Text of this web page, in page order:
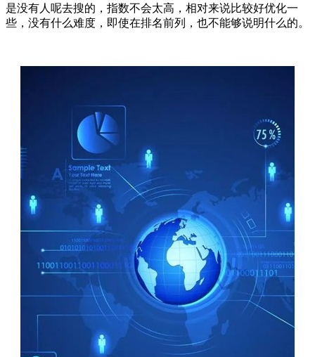
是没有人呢去搜的，指数不会太高，相对来说比较好优化一
些，没有什么难度，即使在排名前列，也不能够说明什么的。